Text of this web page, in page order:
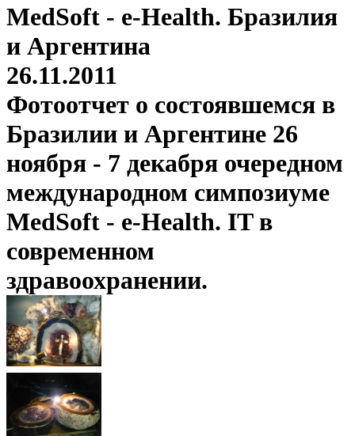
MedSoft - e-Health. Бразилия
и Аргентина
26.11.2011
Фотоотчет о состоявшемся в
Бразилии и Аргентине 26
ноября - 7 декабря очередном
международном симпозиуме
MedSoft - e-Health. IT в
современном
здравоохранении.